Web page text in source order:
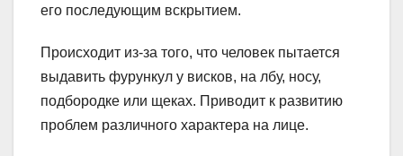
его последующим вскрытием.
Происходит из-за того, что человек пытается
выдавить фурункул у висков, на лбу, носу,
подбородке или щеках. Приводит к развитию
проблем различного характера на лице.